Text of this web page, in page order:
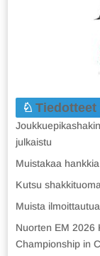
Tiedotteet
julkaistu
Muistakaa
Kutsu
Muista
Nuorten EM 2026
Championship in